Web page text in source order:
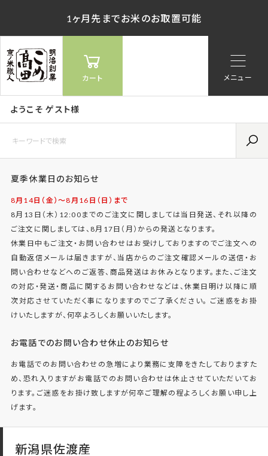
1ヶ月先までお米のお取置可能
カート
ようこそ ゲスト様
メニュー
夏季休業日のお知らせ
8月14日（金）〜8月16日（日）まで
8月13日（木）12:00までのご注文に関しましては当日発送、それ以降の
ご注文に関しましては、8月17日（月）からの発送となります。
休業日中もご注文・お問い合わせはお受けしておりますのでご注文への
自動返信メールは届きますが、当店からのご注文確認メールの送信・お
問い合わせなどへのご返答、商品発送はお休みとなります。また、ご注文
の対応・発送・商品に関するお問い合わせなどは、休業日明け以降に順
次対応させていただく事になりますのでご了承ください。 ご迷惑をお掛
けいたしますが、何卒よろしくお願いいたします。
お電話でのお問い合わせ休止のお知らせ
お電話でのお問い合わせの急増により業務に支障をきたしておりますた
め、恐れ入りますがお電話でのお問い合わせは休止させていただいてお
ります。ご迷惑をお掛け致しますが何卒ご理解の程よろしくお願い申し上
げます。
新潟県佐渡産